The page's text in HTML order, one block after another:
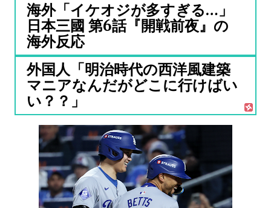
海外「イケオジが多すぎる…」
日本三國 第6話『開戦前夜』の
海外反応
外国人「明治時代の西洋風建築
マニアなんだがどこに行けばい
い？？」